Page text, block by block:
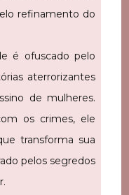
refinamento do
é ofuscado pelo
aterrorizantes
de mulheres.
os crimes, ele
transforma sua
pelos segredos